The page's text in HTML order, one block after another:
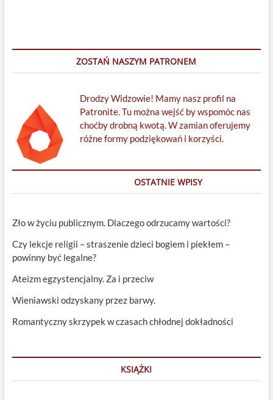
ZOSTAŃ NASZYM PATRONEM
Drodzy Widzowie! Mamy nasz profil na
Patronite. Tu można wejść by wspomóc nas
choćby drobną kwotą. W zamian oferujemy
różne formy podziękowań i korzyści.
OSTATNIE WPISY
Zło w życiu publicznym. Dlaczego odrzucamy wartości?
Czy lekcje religii – straszenie dzieci bogiem i piekłem –
powinny być legalne?
Ateizm egzystencjalny. Za i przeciw
Wieniawski odzyskany przez barwy.
Romantyczny skrzypek w czasach chłodnej dokładności
KSIĄŻKI